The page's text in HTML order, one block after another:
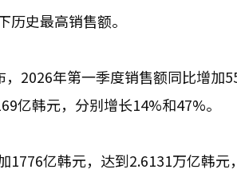
历史最高销售额。
2026年第一季度销售额同比增加
亿韩元，分别增长14%和47%。
1776亿韩元，达到2.6131万亿韩